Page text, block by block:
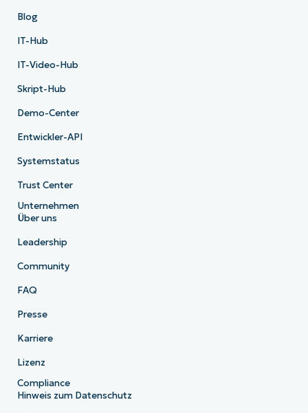
Blog
IT-Hub
IT-Video-Hub
Skript-Hub
Demo-Center
Entwickler-API
Systemstatus
Trust Center
Unternehmen
Über uns
Leadership
Community
FAQ
Presse
Karriere
Lizenz
Compliance
Hinweis zum Datenschutz